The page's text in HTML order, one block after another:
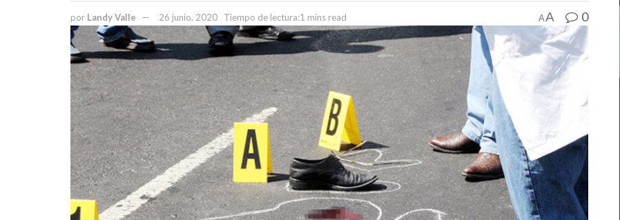
por Landy Valle 26 junio, 2020 Tiempo de lectura:1 mins read AA 0